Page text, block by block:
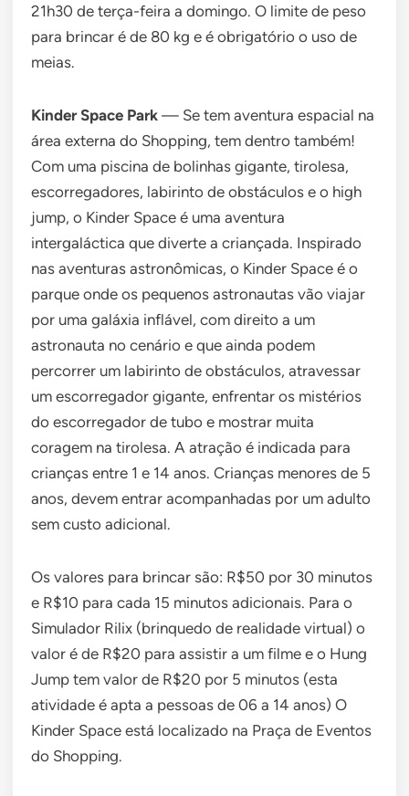
21h30 de terça-feira a domingo. O limite de peso
para brincar é de 80 kg e é obrigatório o uso de
meias.
Kinder Space Park — Se tem aventura espacial na
área externa do Shopping, tem dentro também!
Com uma piscina de bolinhas gigante, tirolesa,
escorregadores, labirinto de obstáculos e o high
jump, o Kinder Space é uma aventura
intergaláctica que diverte a criançada. Inspirado
nas aventuras astronômicas, o Kinder Space é o
parque onde os pequenos astronautas vão viajar
por uma galáxia inflável, com direito a um
astronauta no cenário e que ainda podem
percorrer um labirinto de obstáculos, atravessar
um escorregador gigante, enfrentar os mistérios
do escorregador de tubo e mostrar muita
coragem na tirolesa. A atração é indicada para
crianças entre 1 e 14 anos. Crianças menores de 5
anos, devem entrar acompanhadas por um adulto
sem custo adicional.
Os valores para brincar são: R$50 por 30 minutos
e R$10 para cada 15 minutos adicionais. Para o
Simulador Rilix (brinquedo de realidade virtual) o
valor é de R$20 para assistir a um filme e o Hung
Jump tem valor de R$20 por 5 minutos (esta
atividade é apta a pessoas de 06 a 14 anos) O
Kinder Space está localizado na Praça de Eventos
do Shopping.